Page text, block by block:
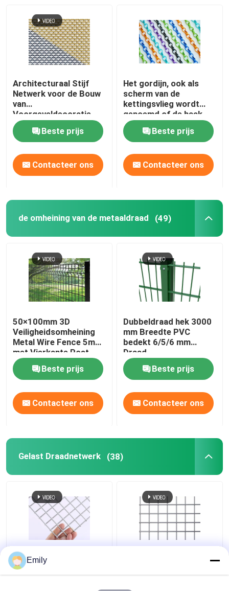
Architecturaal Stijf
Netwerk voor de Bouw
van
Voorgeveldecoratie
Beste prijs
Contacteer ons
Het gordijn, ook als
scherm van de
kettingsvlieg wordt
genoemd of de haak
van de
kettingsverbinding
ketent gordijn,
geanodiseerd
aluminiummateriaal dat
Beste prijs
Contacteer ons
de omheining van de metaaldraad (49)
50×100mm 3D
Veiligheidsomheining
Metal Wire Fence 5mm
met Vierkante Post
Beste prijs
Contacteer ons
Dubbeldraad hek 3000
mm Breedte PVC
bedekt 6/5/6 mm
Draad
Beste prijs
Contacteer ons
Gelast Draadnetwerk (38)
0.5mm 1.0mm Dikke
Gelaste Goede
Emily